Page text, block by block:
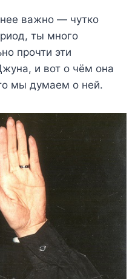
важно — чутко
ты много
прочти эти
и вот о чём она
мы думаем о ней.